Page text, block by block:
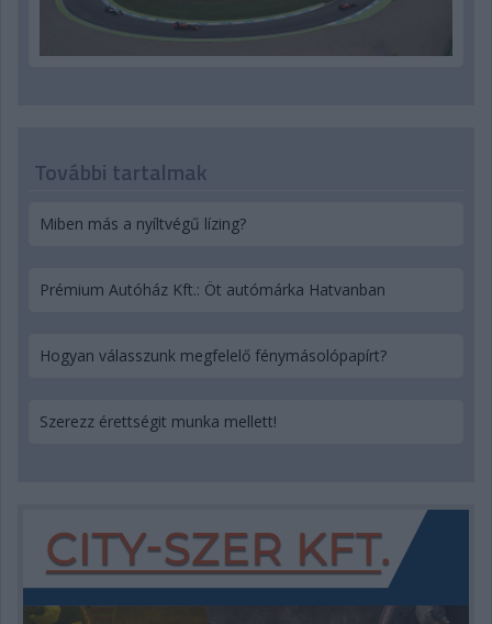
További tartalmak
Miben más a nyíltvégű lízing?
Prémium Autóház Kft.: Öt autómárka Hatvanban
Hogyan válasszunk megfelelő fénymásolópapírt?
Szerezz érettségit munka mellett!